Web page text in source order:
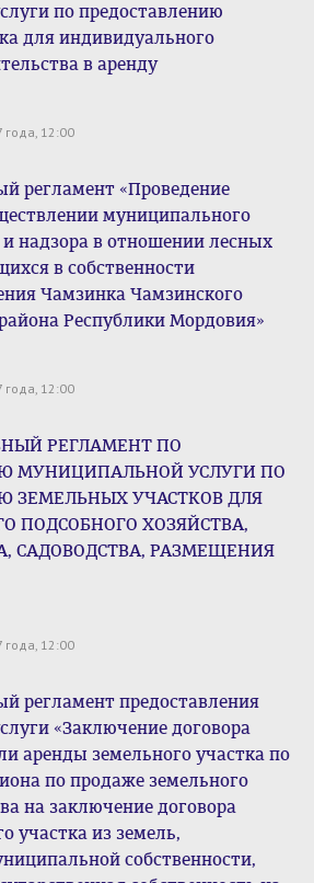
по предоставлению
для индивидуального
в аренду
12:00
регламент «Проведение
муниципального
и надзора в отношении лесных
в собственности
Чамзинка Чамзинского
Республики Мордовия»
12:00
РЕГЛАМЕНТ ПО
МУНИЦИПАЛЬНОЙ УСЛУГИ ПО
ЗЕМЕЛЬНЫХ УЧАСТКОВ ДЛЯ
ПОДСОБНОГО ХОЗЯЙСТВА,
САДОВОДСТВА, РАЗМЕЩЕНИЯ
12:00
регламент предоставления
«Заключение договора
аренды земельного участка по
по продаже земельного
на заключение договора
участка из земель,
собственности,